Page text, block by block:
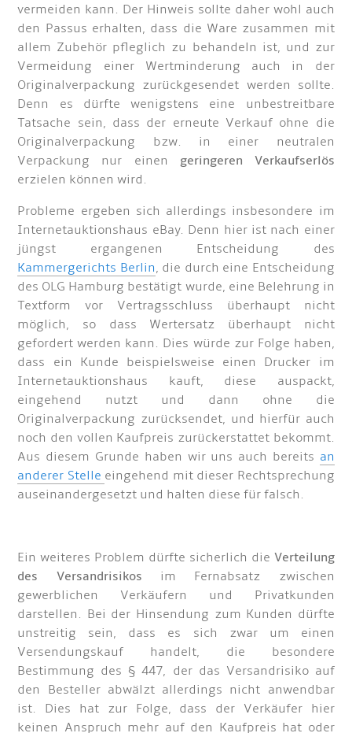
vermeiden kann. Der Hinweis sollte daher wohl auch
den Passus erhalten, dass die Ware zusammen mit
allem Zubehör pfleglich zu behandeln ist, und zur
Vermeidung einer Wertminderung auch in der
Originalverpackung zurückgesendet werden sollte.
Denn es dürfte wenigstens eine unbestreitbare
Tatsache sein, dass der erneute Verkauf ohne die
Originalverpackung bzw. in einer neutralen
Verpackung nur einen geringeren Verkaufserlös
erzielen können wird.
Probleme ergeben sich allerdings insbesondere im
Internetauktionshaus eBay. Denn hier ist nach einer
jüngst ergangenen Entscheidung des
Kammergerichts Berlin, die durch eine Entscheidung
des OLG Hamburg bestätigt wurde, eine Belehrung in
Textform vor Vertragsschluss überhaupt nicht
möglich, so dass Wertersatz überhaupt nicht
gefordert werden kann. Dies würde zur Folge haben,
dass ein Kunde beispielsweise einen Drucker im
Internetauktionshaus kauft, diese auspackt,
eingehend nutzt und dann ohne die
Originalverpackung zurücksendet, und hierfür auch
noch den vollen Kaufpreis zurückerstattet bekommt.
Aus diesem Grunde haben wir uns auch bereits an
anderer Stelle eingehend mit dieser Rechtsprechung
auseinandergesetzt und halten diese für falsch.
Ein weiteres Problem dürfte sicherlich die Verteilung
des Versandrisikos im Fernabsatz zwischen
gewerblichen Verkäufern und Privatkunden
darstellen. Bei der Hinsendung zum Kunden dürfte
unstreitig sein, dass es sich zwar um einen
Versendungskauf handelt, die besondere
Bestimmung des § 447, der das Versandrisiko auf
den Besteller abwälzt allerdings nicht anwendbar
ist. Dies hat zur Folge, dass der Verkäufer hier
keinen Anspruch mehr auf den Kaufpreis hat oder